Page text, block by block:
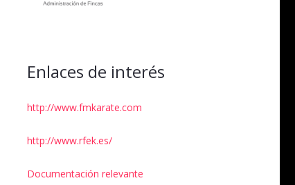
Enlaces de interés
http://www.fmkarate.com
http://www.rfek.es/
Documentación relevante